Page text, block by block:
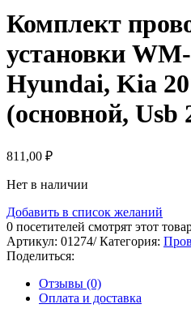
Комплект
установки
Hyundai, Kia
(основной, Usb
811,00 ₽
Нет в наличии
Добавить в список желаний
0 посетителей смотрят этот
Артикул: 01274/Категория:
Поделиться:
Отзывы (0)
Оплата и доставка